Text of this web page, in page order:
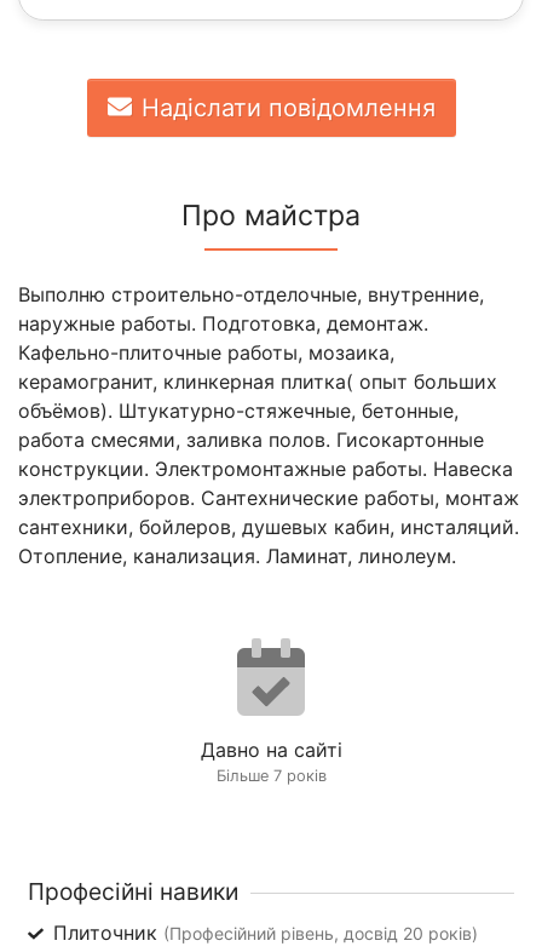
Надіслати повідомлення
Про майстра
Выполню строительно-отделочные, внутренние,
наружные работы. Подготовка, демонтаж.
Кафельно-плиточные работы, мозаика,
керамогранит, клинкерная плитка( опыт больших
объёмов). Штукатурно-стяжечные, бетонные,
работа смесями, заливка полов. Гисокартонные
конструкции. Электромонтажные работы. Навеска
электроприборов. Сантехнические работы, монтаж
сантехники, бойлеров, душевых кабин, инсталяций.
Отопление, канализация. Ламинат, линолеум.
Давно на сайті
Більше 7 років
Професійні навики
Плиточник (Професійний рівень, досвід 20 років)